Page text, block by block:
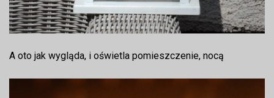
A oto jak wygląda, i oświetla pomieszczenie, nocą